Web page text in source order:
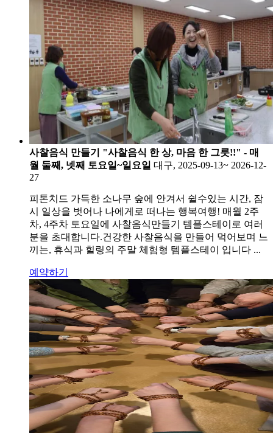
사찰음식 만들기 "사찰음식 한 상, 마음 한 그릇!!" - 매
월 둘째, 넷째 토요일~일요일 대구, 2025-09-13~ 2026-12-
27
피톤치드 가득한 소나무 숲에 안겨서 쉴수있는 시간, 잠
시 일상을 벗어나 나에게로 떠나는 행복여행! 매월 2주
차, 4주차 토요일에 사찰음식만들기 템플스테이로 여러
분을 초대합니다.건강한 사찰음식을 만들어 먹어보며 느
끼는, 휴식과 힐링의 주말 체험형 템플스테이 입니다 ...
예약하기